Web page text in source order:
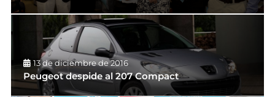
13 de diciembre de 2016
Peugeot despide al 207 Compact